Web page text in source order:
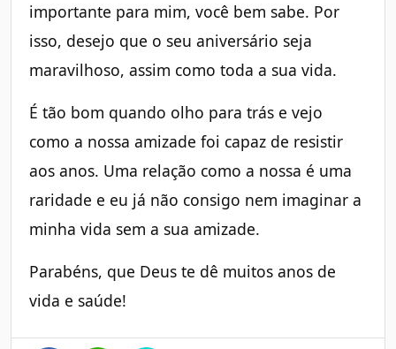
importante para mim, você bem sabe. Por
isso, desejo que o seu aniversário seja
maravilhoso, assim como toda a sua vida.
É tão bom quando olho para trás e vejo
como a nossa amizade foi capaz de resistir
aos anos. Uma relação como a nossa é uma
raridade e eu já não consigo nem imaginar a
minha vida sem a sua amizade.
Parabéns, que Deus te dê muitos anos de
vida e saúde!